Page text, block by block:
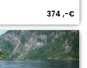
lesz arra is hogy
374 ,-€